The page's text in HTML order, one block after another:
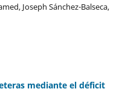
Joseph Sánchez-Balseca,
mediante el déficit